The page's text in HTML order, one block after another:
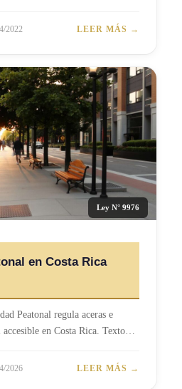
2022 LEER MÁS →
Ley N° 9976
en Costa Rica
Peatonal regula aceras e
en Costa Rica. Texto…
2026 LEER MÁS →